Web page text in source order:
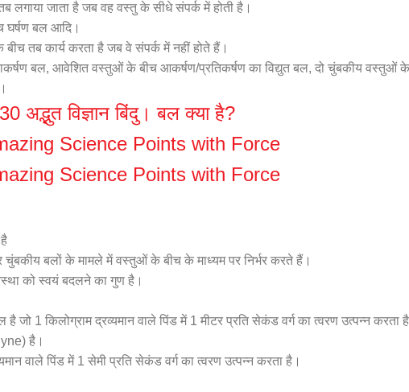
लगाया जाता है जब वह वस्तु के सीधे संपर्क में होती है।
घर्षण बल आदि।
तब कार्य करता है जब वे संपर्क में नहीं होते हैं।
बल, आवेशित वस्तुओं के बीच आकर्षण/प्रतिकर्षण का विद्युत बल, दो चुंबकीय वस्तुओं के
30 अद्भुत विज्ञान बिंदु। बल क्या है?
Science Points with Force
Science Points with Force
चुंबकीय बलों के मामले में वस्तुओं के बीच के माध्यम पर निर्भर करते हैं।
को स्वयं बदलने का गुण है।
जो 1 किलोग्राम द्रव्यमान वाले पिंड में 1 मीटर प्रति सेकंड वर्ग का त्वरण उत्पन्न करता
है।
वाले पिंड में 1 सेमी प्रति सेकंड वर्ग का त्वरण उत्पन्न करता है।